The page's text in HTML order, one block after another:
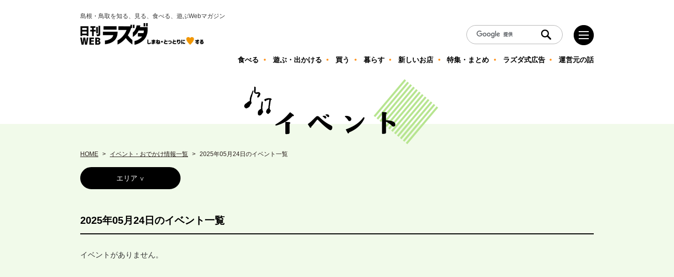
島根・鳥取を知る、見る、食べる、遊ぶWebマガジン
食べる 遊ぶ・出かける 買う 暮らす 新しいお店 特集・まとめ ラズダ式広告 運営元の話
HOME イベント・おでかけ情報一覧 2025年05月24日のイベント一覧
エリア
2025年05月24日のイベント一覧
イベントがありません。